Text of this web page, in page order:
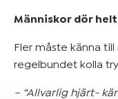
Människor dör
Fler måste känna
regelbundet kolla
– “Allvarlig hjärt-